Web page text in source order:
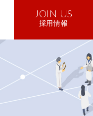
JOIN US
採用情報